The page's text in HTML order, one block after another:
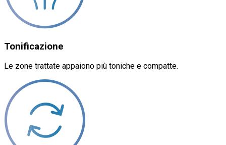
Tonificazione
Le zone trattate appaiono più toniche e compatte.